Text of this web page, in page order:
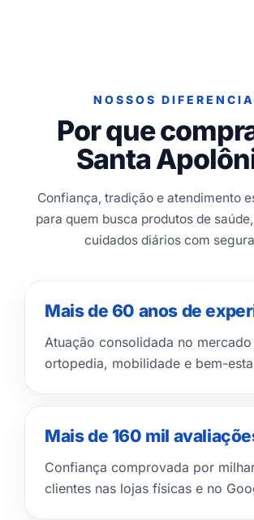
NOSSOS
Por que
Santa
Confiança, tradição e atendimento
para quem busca produtos de
cuidados diários com
Mais de 60 anos de
Atuação consolidada no
ortopedia, mobilidade e bem-
Mais de 160 mil
Confiança comprovada por
clientes nas lojas físicas e no